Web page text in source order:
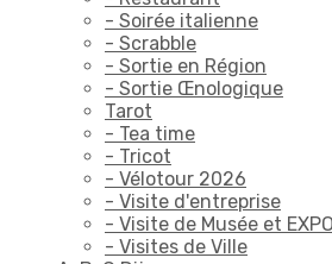
- Soirée italienne
- Scrabble
- Sortie en Région
- Sortie Œnologique
Tarot
- Tea time
- Tricot
- Vélotour 2026
- Visite d'entreprise
- Visite de Musée et
- Visites de Ville